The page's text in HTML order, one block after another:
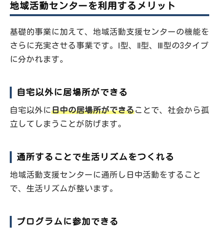
地域活動センターを利用するメリット
基礎的事業に加えて、地域活動支援センターの機能を
さらに充実させる事業です。Ⅰ型、Ⅱ型、Ⅲ型の3タイプ
に分かれます。
自宅以外に居場所ができる
自宅以外に日中の居場所ができることで、社会から孤
立してしまうことが防げます。
通所することで生活リズムをつくれる
地域活動支援センターに通所し日中活動をすること
で、生活リズムが整います。
プログラムに参加できる